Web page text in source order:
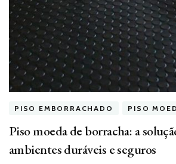
PISO EMBORRACHADO PISO
Piso moeda de borracha: a
ambientes duráveis e seguros